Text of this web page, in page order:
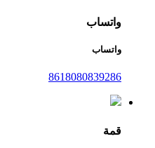
واتساب
واتساب
8618080839286
قمة